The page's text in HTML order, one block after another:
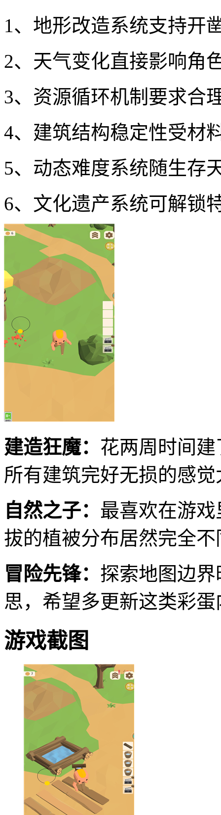
1、地形改造系统支持开
2、天气变化直接影响角
3、资源循环机制要求合
4、建筑结构稳定性受材
5、动态难度系统随生存
6、文化遗产系统可解锁
建造狂魔： 花两周时间
所有建筑完好无损的感觉
自然之子： 最喜欢在游
拔的植被分布居然完全不
冒险先锋： 探索地图边
思，希望多更新这类彩蛋
游戏截图